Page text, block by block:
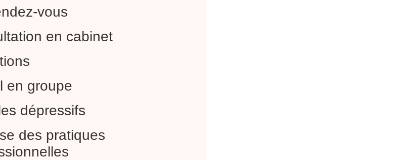
vous
en cabinet
en groupe
dépressifs
des pratiques